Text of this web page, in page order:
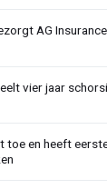
AG
vier jaar
toe en heeft